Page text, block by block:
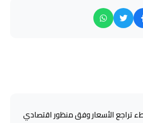
تراجع الأسعار وفق منظور اقتصادي